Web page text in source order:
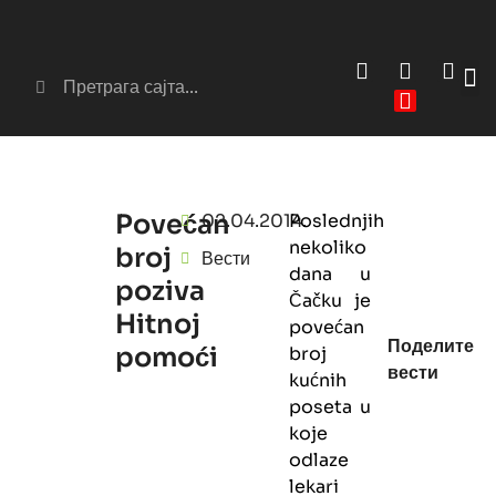
Povećan
broj
poziva
Hitnoj
pomoći
02.04.2014.
Вести
Poslednjih
nekoliko
dana u
Čačku je
povećan
broj
kućnih
poseta u
koje
odlaze
lekari
Поделите
вести